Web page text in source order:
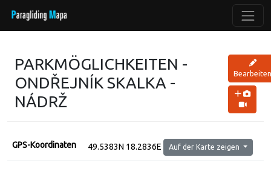
PARKMÖGLICHKEITEN -
ONDŘEJNÍK SKALKA -
NÁDRŽ
GPS-Koordinaten 49.5383N 18.2836E Auf der Karte zeigen